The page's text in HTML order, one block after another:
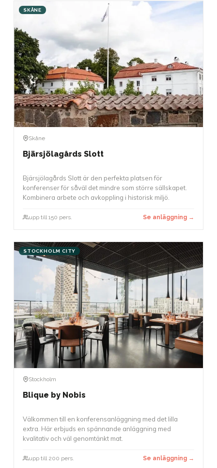
som passar bäst för ditt evenemang.
SKÅNE
Skåne
Bjärsjölagårds Slott
Bjärsjölagårds Slott är den perfekta platsen för
konferenser för såväl det mindre som större sällskapet.
Kombinera arbete och avkoppling i historisk miljö.
upp till 150 pers. Se anläggning →
STOCKHOLM CITY
Stockholm
Blique by Nobis
Välkommen till en konferensanläggning med det lilla
extra. Här erbjuds en spännande anläggning med
kvalitativ och väl genomtänkt mat.
upp till 200 pers. Se anläggning →